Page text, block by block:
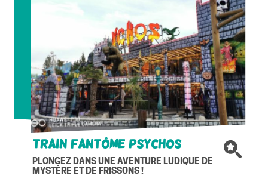
Train Fantôme Psychos
PLONGEZ DANS UNE AVENTURE LUDIQUE DE
MYSTÈRE ET DE FRISSONS !